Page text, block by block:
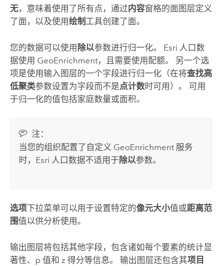
无，意味着使用了所有点，通过内容窗格的面图层定义
了面，以及使用绘制 工具创建了面。
您的数据可以使用 除以参数进行归一化。 Esri 人口数
据使用 GeoEnrichment，且需要使用配额。 另一个选
项是使用输入图层的一个字段进行归一化（在将查找高
低聚类参数设置为字段而不是点计数时可用）。 可用
于归一化的值包括家庭数量或面积。
注：
当您的组织配置了 自定义 GeoEnrichment 服务
时，Esri 人口数据不适用于 除以参数。
选项下拉菜单可以用于设置特定的像元大小值或距离范
围值以供分析使用。
输出图层将包括其他字段，包含诸如每个要素的统计显
著性、p 值和 z 得分等信息。 输出图层还包含其项目